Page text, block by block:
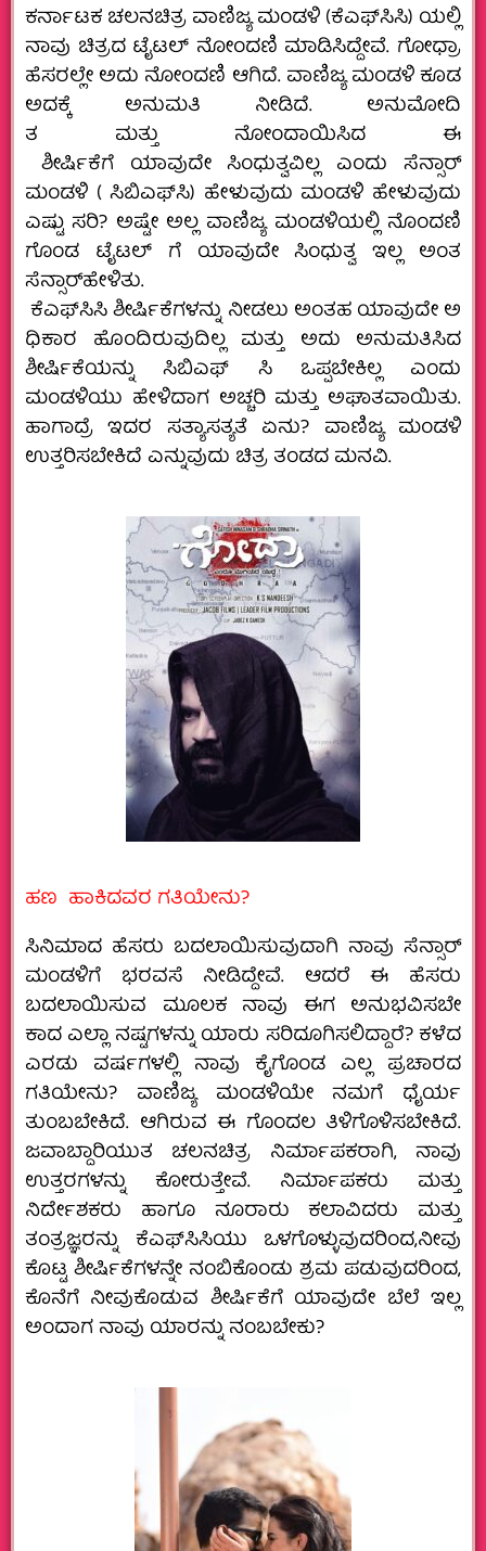
ಕರ್ನಾಟಕ ಚಲನಚಿತ್ರ ವಾಣಿಜ್ಯ ಮಂಡಳಿ (ಕೆಎಫ್‌ಸಿಸಿ) ಯಲ್ಲಿ
ನಾವು ಚಿತ್ರದ ಟೈಟಲ್ ನೋಂದಣಿ ಮಾಡಿಸಿದ್ದೇವೆ. ಗೋಧ್ರಾ
ಹೆಸರಲ್ಲೇ ಅದು ನೋಂದಣಿ ಆಗಿದೆ. ವಾಣಿಜ್ಯ ಮಂಡಳಿ ಕೂಡ
ಅದಕ್ಕೆ ಅನುಮತಿ‌ ನೀಡಿದೆ. ಅನುಮೋದಿ
ತ ಮತ್ತು ನೋಂದಾಯಿಸಿದ ಈ
ಶೀರ್ಷಿಕೆಗೆ ಯಾವುದೇ ಸಿಂಧುತ್ವವಿಲ್ಲ ಎಂದು ಸೆನ್ಸಾರ್
ಮಂಡಳಿ ( ಸಿಬಿಎಫ್‌ಸಿ) ಹೇಳುವುದು ಮಂಡಳಿ ಹೇಳುವುದು
ಎಷ್ಟು ಸರಿ? ಅಷ್ಟೇ ಅಲ್ಲ ವಾಣಿಜ್ಯ ಮಂಡಳಿಯಲ್ಲಿ ನೊಂದಣಿ
ಗೊಂಡ ಟೈಟಲ್ ಗೆ ಯಾವುದೇ ಸಿಂಧುತ್ವ ಇಲ್ಲ ಅಂತ
ಸೆನ್ಸಾರ್‌ಹೇಳಿತು.
ಕೆಎಫ್‌ಸಿಸಿ ಶೀರ್ಷಿಕೆಗಳನ್ನು ನೀಡಲು ಅಂತಹ ಯಾವುದೇ ಅ
ಧಿಕಾರ ಹೊಂದಿರುವುದಿಲ್ಲ ಮತ್ತು ಅದು ಅನುಮತಿಸಿದ
ಶೀರ್ಷಿಕೆಯನ್ನು ಸಿಬಿಎಫ್ ಸಿ ಒಪ್ಪಬೇಕಿಲ್ಲ ಎಂದು
ಮಂಡಳಿಯು ಹೇಳಿದಾಗ ಅಚ್ಚರಿ ಮತ್ತು ಅಘಾತವಾಯಿತು.
ಹಾಗಾದ್ರೆ ಇದರ ಸತ್ಯಾಸತ್ಯತೆ ಏನು? ವಾಣಿಜ್ಯ ಮಂಡಳಿ
ಉತ್ತರಿಸಬೇಕಿದೆ ಎನ್ನುವುದು ಚಿತ್ರ ತಂಡದ ಮನವಿ.
ಹಣ ಹಾಕಿದವರ ಗತಿಯೇನು?
ಸಿನಿಮಾದ ಹೆಸರು ಬದಲಾಯಿಸುವುದಾಗಿ ನಾವು ಸೆನ್ಸಾರ್
ಮಂಡಳಿಗೆ ಭರವಸೆ ನೀಡಿದ್ದೇವೆ. ಆದರೆ ಈ ಹೆಸರು
ಬದಲಾಯಿಸುವ ಮೂಲಕ ನಾವು ಈಗ ಅನುಭವಿಸ‌‌ಬೇ
ಕಾದ ಎಲ್ಲಾ ನಷ್ಟಗಳನ್ನು ಯಾರು ಸರಿದೂಗಿಸಲಿದ್ದಾರೆ? ಕಳೆದ
ಎರಡು ವರ್ಷಗಳಲ್ಲಿ ನಾವು ಕೈಗೊಂಡ ಎಲ್ಲ ಪ್ರಚಾರದ
ಗತಿಯೇನು? ವಾಣಿಜ್ಯ ಮಂಡಳಿಯೇ ನಮಗೆ ಧೈರ್ಯ
ತುಂಬಬೇಕಿದೆ. ಆಗಿರುವ ಈ ಗೊಂದಲ ತಿಳಿಗೊಳಿಸಬೇಕಿದೆ.
ಜವಾಬ್ದಾರಿಯುತ ಚಲನಚಿತ್ರ ನಿರ್ಮಾಪಕರಾಗಿ, ನಾವು
ಉತ್ತರಗಳನ್ನು ಕೋರುತ್ತೇವೆ. ನಿರ್ಮಾಪಕರು ಮತ್ತು
ನಿರ್ದೇಶಕರು ಹಾಗೂ ನೂರಾರು ಕಲಾವಿದರು ಮತ್ತು
ತಂತ್ರಜ್ಞರನ್ನು ಕೆಎಫ್‌ಸಿಸಿಯು ಒಳಗೊಳ್ಳುವುದರಿಂದ,ನೀವು
ಕೊಟ್ಟ ಶೀರ್ಷಿಕೆಗಳನ್ನೇ ನಂಬಿಕೊಂಡು ಶ್ರಮ ಪಡುವುದರಿಂದ,
ಕೊನೆಗೆ ನೀವುಕೊಡುವ ಶೀರ್ಷಿಕೆಗೆ ಯಾವುದೇ ಬೆಲೆ ಇಲ್ಲ
ಅಂದಾಗ ನಾವು ಯಾರನ್ನು ನಂಬಬೇಕು?